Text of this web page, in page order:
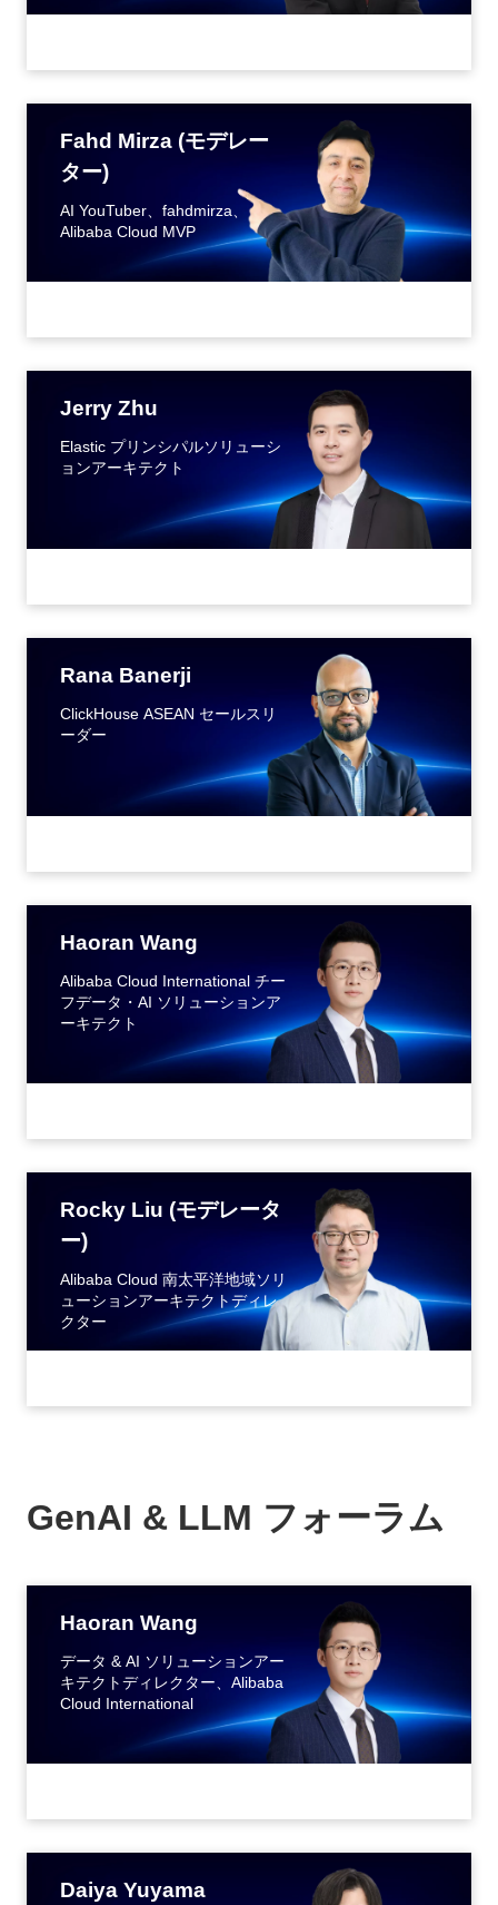
Fahd Mirza (モデレー
ター)
AI YouTuber、fahdmirza、
Alibaba Cloud MVP
Jerry Zhu
Elastic プリンシパルソリューシ
ョンアーキテクト
Rana Banerji
ClickHouse ASEAN セールスリ
ーダー
Haoran Wang
Alibaba Cloud International チー
フデータ・AI ソリューションア
ーキテクト
Rocky Liu (モデレータ
ー)
Alibaba Cloud 南太平洋地域ソリ
ューションアーキテクトディレ
クター
GenAI & LLM フォーラム
Haoran Wang
データ & AI ソリューションアー
キテクトディレクター、Alibaba
Cloud International
Daiya Yuyama